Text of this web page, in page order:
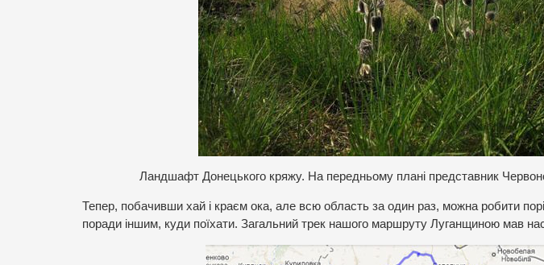
Ландшафт Донецького кряжу. На передньому плані представник
Тепер, побачивши хай і краєм ока, але всю область за один раз, можна робити
поради іншим, куди поїхати. Загальний трек нашого маршруту Луганщиною мав